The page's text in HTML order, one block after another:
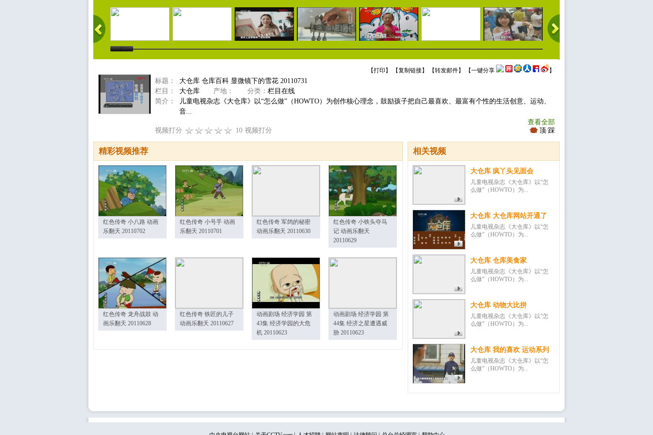
【打印 】 【复制链接】 【转发邮件】 【一键分享 】
标题：
大仓库 仓库百科 显微镜下的雪花 20110731
栏目：
大仓库 产地： 分类： 栏目在线
简介：
儿童电视杂志《大仓库》以“怎么做”（HOWTO）为创作核心理念，鼓励孩子把自己最喜欢、最富有个性的生活创意、运动、
音...
查看全部
视频打分
10 视频打分 顶/踩
相关视频
大仓库 疯丫头见面会
儿童电视杂志《大仓库》以“怎
么做”（HOWTO）为...
大仓库 大仓库网站开通了
儿童电视杂志《大仓库》以“怎
么做”（HOWTO）为...
大仓库 仓库美食家
儿童电视杂志《大仓库》以“怎
么做”（HOWTO）为...
大仓库 动物大比拼
儿童电视杂志《大仓库》以“怎
么做”（HOWTO）为...
大仓库 我的喜欢 运动系列
儿童电视杂志《大仓库》以“怎
么做”（HOWTO）为...
精彩视频推荐
红色传奇 小八路 动画
乐翻天 20110702
红色传奇 小号手 动画
乐翻天 20110701
红色传奇 军鸽的秘密
动画乐翻天 20110630
红色传奇 小铁头夺马
记 动画乐翻天
20110629
红色传奇 龙舟战鼓 动
画乐翻天 20110628
红色传奇 铁匠的儿子
动画乐翻天 20110627
动画剧场 经济学园 第
43集 经济学园的大危
机 20110623
动画剧场 经济学园 第
44集 经济之星遭遇威
胁 20110623